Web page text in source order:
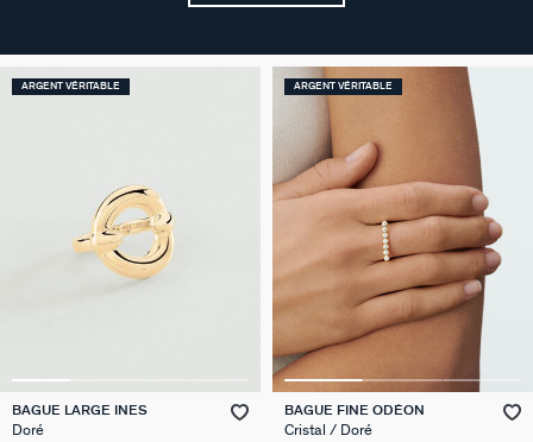
ARGENT VÉRITABLE
BAGUE LARGE INES
Doré
ARGENT VÉRITABLE
BAGUE FINE ODÉON
Cristal / Doré